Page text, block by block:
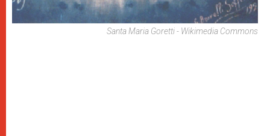
Santa Maria Goretti - Wikimedia Commons